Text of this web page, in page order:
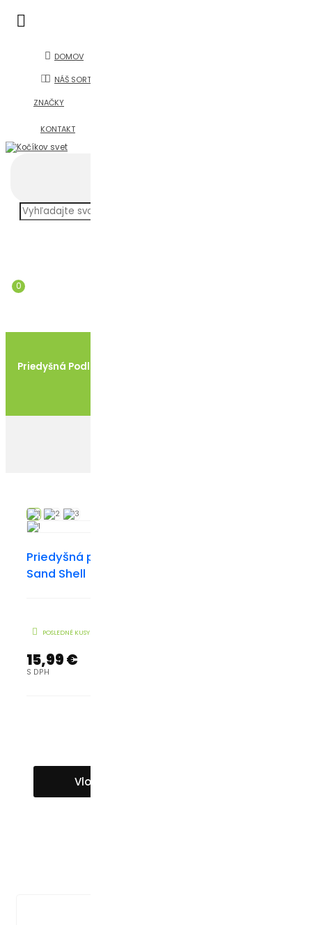
DOMOV
NÁŠ SORTIMENT
ZNAČKY
KONTAKT
0
Priedyšná Podložka Do Autosedačky Breeze Sk. 2/3, Sand
Priedyšná podložka do autosedačky Breeze sk.
Sand Shell
 POSLEDNÉ KUSY V SKLADE
15,99 €
S DPH
Vložiť Do Košíka